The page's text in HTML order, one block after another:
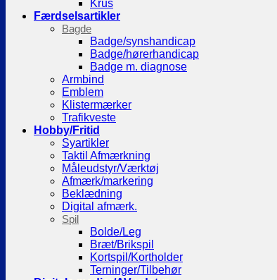
Krus
Færdselsartikler
Bagde
Badge/synshandicap
Badge/hørerhandicap
Badge m. diagnose
Armbind
Emblem
Klistermærker
Trafikveste
Hobby/Fritid
Syartikler
Taktil Afmærkning
Måleudstyr/Værktøj
Afmærk/markering
Beklædning
Digital afmærk.
Spil
Bolde/Leg
Bræt/Brikspil
Kortspil/Kortholder
Terninger/Tilbehør